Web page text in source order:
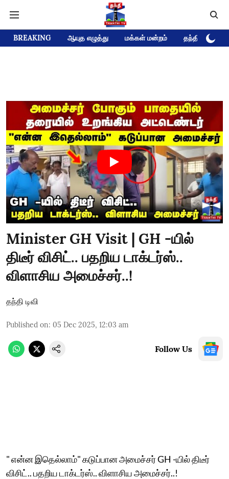
BREAKING ஆயுத எழுத்து மக்கள் மன்றம் தந்தி டிவி
Minister GH Visit | GH -யில்
திடீர் விசிட்.. பதறிய டாக்டர்ஸ்..
விளாசிய அமைச்சர்..!
தந்தி டிவி
Published on: 05 Dec 2025, 12:03 am
Follow Us
" என்ன இதெல்லாம்" கடுப்பான அமைச்சர் GH -யில் திடீர்
விசிட்.. பதறிய டாக்டர்ஸ்.. விளாசிய அமைச்சர்..!